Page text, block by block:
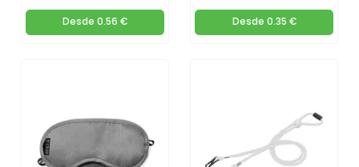
Desde 0.56 € Desde 0.35 €